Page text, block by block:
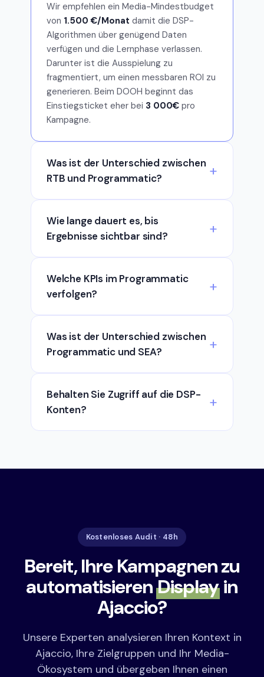
Wir empfehlen ein Media-Mindestbudget
von 1.500 €/Monat damit die DSP-
Algorithmen über genügend Daten
verfügen und die Lernphase verlassen.
Darunter ist die Ausspielung zu
fragmentiert, um einen messbaren ROI zu
generieren. Beim DOOH beginnt das
Einstiegsticket eher bei 3 000€ pro
Kampagne.
Was ist der Unterschied zwischen
RTB und Programmatic?
Wie lange dauert es, bis
Ergebnisse sichtbar sind?
Welche KPIs im Programmatic
verfolgen?
Was ist der Unterschied zwischen
Programmatic und SEA?
Behalten Sie Zugriff auf die DSP-
Konten?
Kostenloses Audit · 48h
Bereit, Ihre Kampagnen zu
automatisierenDisplay in
Ajaccio?
Unsere Experten analysieren Ihren Kontext in
Ajaccio, Ihre Zielgruppen und Ihr Media-
Ökosystem und übergeben Ihnen einen